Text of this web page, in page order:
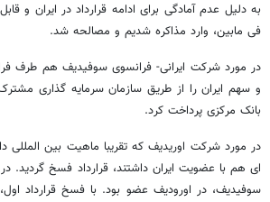
به دلیل عدم آمادگی برای ادامه قرارداد در ایران و
فی مابین، وارد مذاکره شدیم و مصالحه شد.
در مورد شرکت ایرانی- فرانسوی سوفیدیف هم طرف
و سهم ایران را از طریق سازمان سرمایه گذاری
بانک مرکزی پرداخت کرد.
در مورد شرکت اوریدیف که تقریبا ماهیت بین
ای هم با عضویت ایران داشتند، قرارداد فسخ گردید.
سوفیدیف، در اورودیف عضو بود. با فسخ قرارداد